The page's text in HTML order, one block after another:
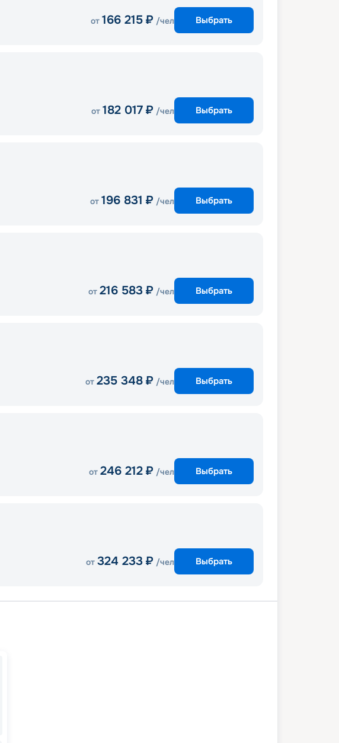
от 166 215 ₽ /чел Выбрать
от 182 017 ₽ /чел Выбрать
от 196 831 ₽ /чел Выбрать
от 216 583 ₽ /чел Выбрать
от 235 348 ₽ /чел Выбрать
от 246 212 ₽ /чел Выбрать
от 324 233 ₽ /чел Выбрать